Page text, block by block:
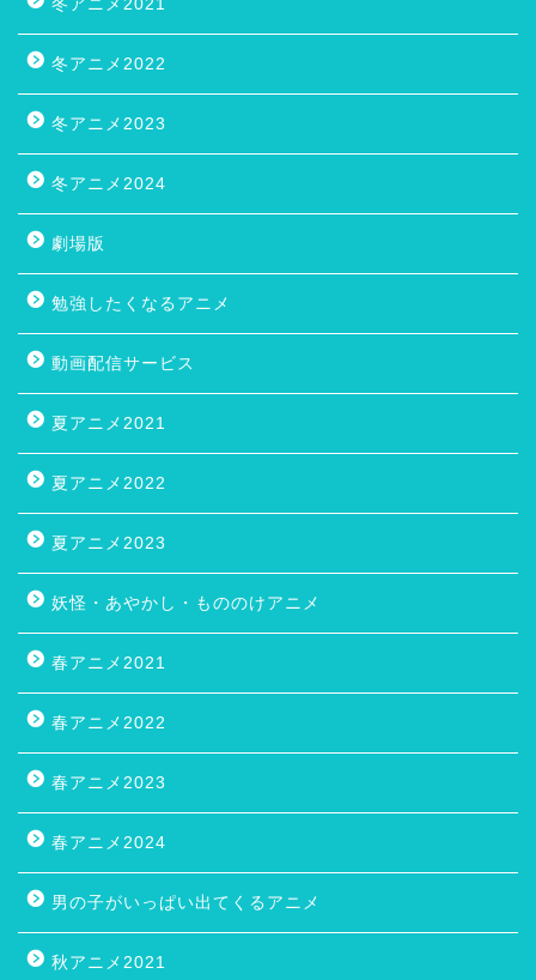
冬アニメ2021
冬アニメ2022
冬アニメ2023
冬アニメ2024
劇場版
勉強したくなるアニメ
動画配信サービス
夏アニメ2021
夏アニメ2022
夏アニメ2023
妖怪・あやかし・もののけアニメ
春アニメ2021
春アニメ2022
春アニメ2023
春アニメ2024
男の子がいっぱい出てくるアニメ
秋アニメ2021